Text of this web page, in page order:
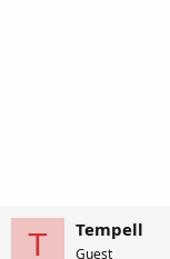
T Tempell
Guest